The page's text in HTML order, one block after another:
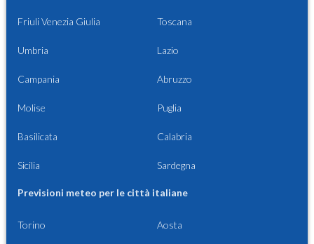
Friuli Venezia Giulia Toscana
Umbria Lazio
Campania Abruzzo
Molise Puglia
Basilicata Calabria
Sicilia Sardegna
Previsioni meteo per le città italiane
Torino Aosta